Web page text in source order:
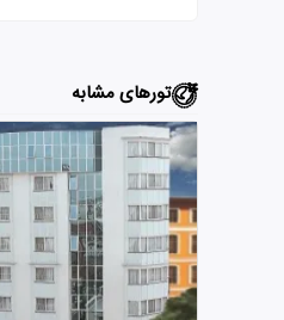
تورهای مشابه